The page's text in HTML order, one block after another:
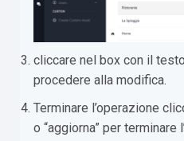
cliccare nel box con il
procedere alla modifica.
Terminare l’operazione
o “aggiorna” per terminare